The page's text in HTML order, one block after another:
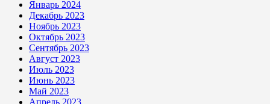
Январь 2024
Декабрь 2023
Ноябрь 2023
Октябрь 2023
Сентябрь 2023
Август 2023
Июль 2023
Июнь 2023
Май 2023